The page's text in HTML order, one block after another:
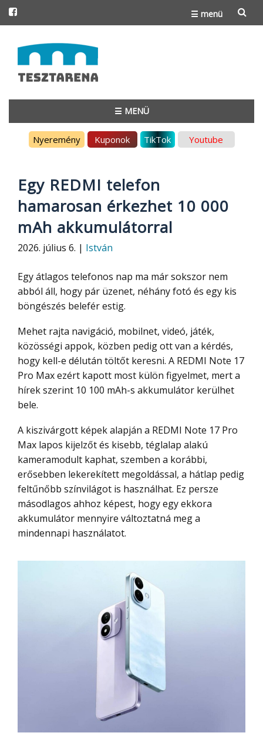
☰ menü
to
content
☰ MENÜ
Nyeremény Kuponok TikTok Youtube
Egy REDMI telefon
hamarosan érkezhet 10 000
mAh akkumulátorral
2026. július 6. | István
Egy átlagos telefonos nap ma már sokszor nem
abból áll, hogy pár üzenet, néhány fotó és egy kis
böngészés belefér estig.
Mehet rajta navigáció, mobilnet, videó, játék,
közösségi appok, közben pedig ott van a kérdés,
hogy kell-e délután töltőt keresni. A REDMI Note 17
Pro Max ezért kapott most külön figyelmet, mert a
hírek szerint 10 100 mAh-s akkumulátor kerülhet
bele.
A kiszivárgott képek alapján a REDMI Note 17 Pro
Max lapos kijelzőt és kisebb, téglalap alakú
kameramodult kaphat, szemben a korábbi,
erősebben lekerekített megoldással, a hátlap pedig
feltűnőbb színvilágot is használhat. Ez persze
másodlagos ahhoz képest, hogy egy ekkora
akkumulátor mennyire változtatná meg a
mindennapi használatot.